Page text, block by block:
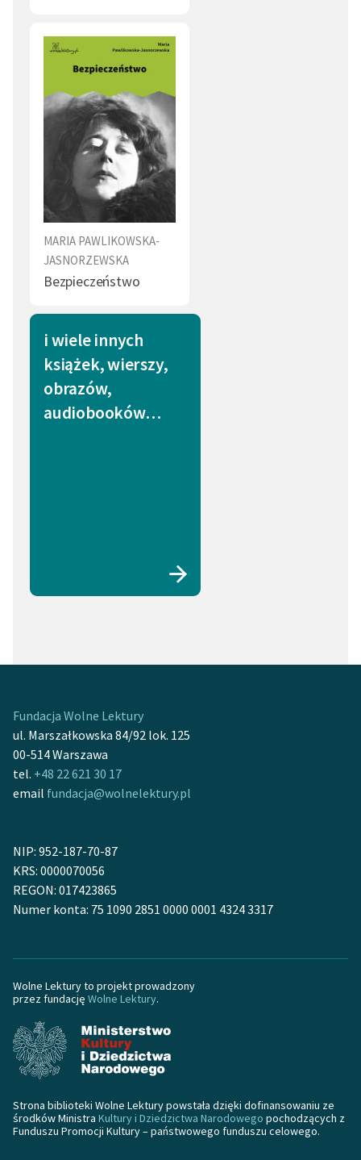
MARIA PAWLIKOWSKA-
JASNORZEWSKA
Bezpieczeństwo
i wiele innych
książek, wierszy,
obrazów,
audiobooków…
Fundacja Wolne Lektury
ul. Marszałkowska 84/92 lok. 125
00-514 Warszawa
tel. +48 22 621 30 17
email fundacja@wolnelektury.pl
NIP: 952-187-70-87
KRS: 0000070056
REGON: 017423865
Numer konta: 75 1090 2851 0000 0001 4324 3317
Wolne Lektury to projekt prowadzony
przez fundację Wolne Lektury.
Strona biblioteki Wolne Lektury powstała dzięki dofinansowaniu ze
środków Ministra Kultury i Dziedzictwa Narodowego pochodzących z
Funduszu Promocji Kultury – państwowego funduszu celowego.